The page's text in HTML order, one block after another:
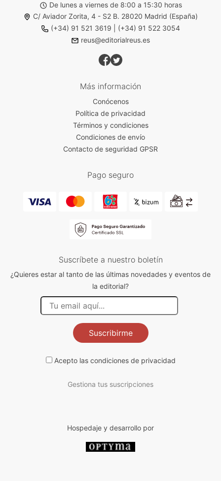
De lunes a viernes de 8:00 a 15:30 horas
C/ Aviador Zorita, 4 - S2 B. 28020 Madrid (España)
(+34) 91 521 3619
(+34) 91 522 3054
reus@editorialreus.es
Más información
Conócenos
Política de privacidad
Términos y condiciones
Condiciones de envío
Contacto de seguridad GPSR
Pago seguro
Suscríbete a nuestro boletín
¿Quieres estar al tanto de las últimas novedades y eventos de
la editorial?
Suscribirme
Acepto las condiciones de privacidad
Gestiona tus suscripciones
Hospedaje y desarrollo por